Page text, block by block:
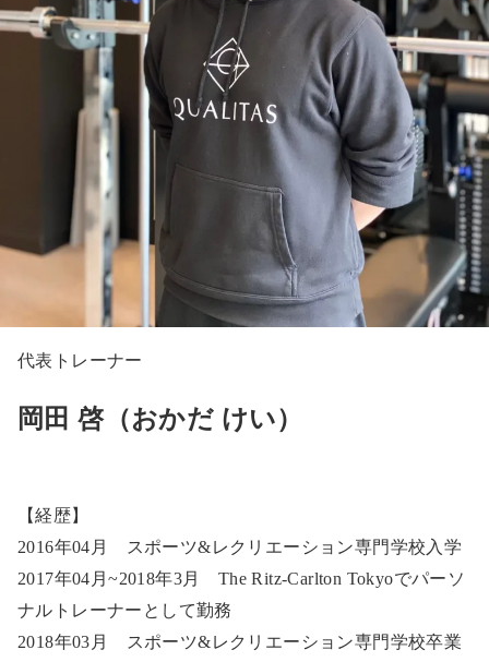
代表トレーナー
岡田 啓（おかだ けい）
【経歴】
2016年04月 スポーツ&レクリエーション専門学校入学
2017年04月~2018年3月 The Ritz-Carlton Tokyoでパーソ
ナルトレーナーとして勤務
2018年03月 スポーツ&レクリエーション専門学校卒業